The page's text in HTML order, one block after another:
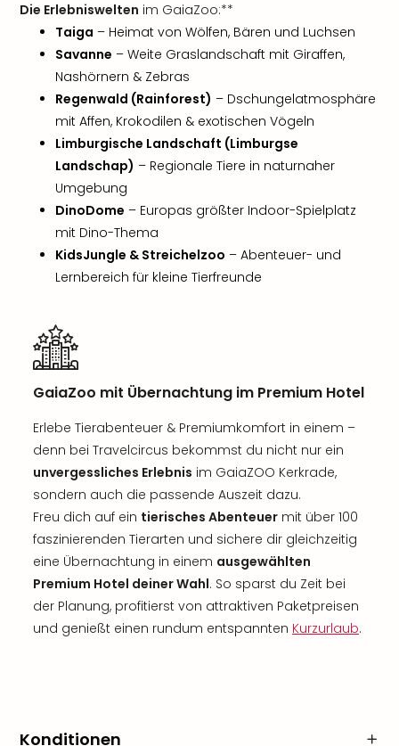
Die Erlebniswelten im GaiaZoo:**
Taiga – Heimat von Wölfen, Bären und Luchsen
Savanne – Weite Graslandschaft mit Giraffen,
Nashörnern & Zebras
Regenwald (Rainforest) – Dschungelatmosphäre
mit Affen, Krokodilen & exotischen Vögeln
Limburgische Landschaft (Limburgse
Landschap) – Regionale Tiere in naturnaher
Umgebung
DinoDome – Europas größter Indoor-Spielplatz
mit Dino-Thema
KidsJungle & Streichelzoo – Abenteuer- und
Lernbereich für kleine Tierfreunde
GaiaZoo mit Übernachtung im Premium Hotel
Erlebe Tierabenteuer & Premiumkomfort in einem –
denn bei Travelcircus bekommst du nicht nur ein
unvergessliches Erlebnis im GaiaZOO Kerkrade,
sondern auch die passende Auszeit dazu.
Freu dich auf ein tierisches Abenteuer mit über 100
faszinierenden Tierarten und sichere dir gleichzeitig
eine Übernachtung in einem ausgewählten
Premium Hotel deiner Wahl. So sparst du Zeit bei
der Planung, profitierst von attraktiven Paketpreisen
und genießt einen rundum entspannten Kurzurlaub.
Konditionen